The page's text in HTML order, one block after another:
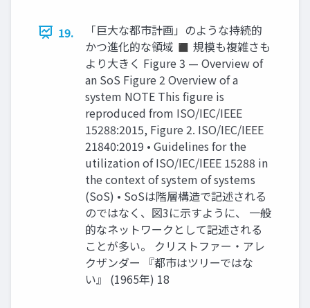
19.
「巨大な都市計画」のような持続的
かつ進化的な領域 ◼ 規模も複雑さも
より大きく Figure 3 — Overview of
an SoS Figure 2 Overview of a
system NOTE This figure is
reproduced from ISO/IEC/IEEE
15288:2015, Figure 2. ISO/IEC/IEEE
21840:2019 • Guidelines for the
utilization of ISO/IEC/IEEE 15288 in
the context of system of systems
(SoS) • SoSは階層構造で記述される
のではなく、図3に示すように、 一般
的なネットワークとして記述される
ことが多い。 クリストファー・アレ
クザンダー 『都市はツリーではな
い』 (1965年) 18